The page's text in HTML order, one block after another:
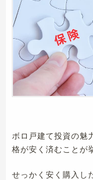
ボロ戸建て投資の魅
格が安く済むことが
せっかく安く購入し